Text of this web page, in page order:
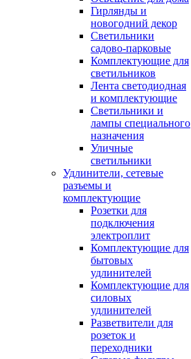
Гирлянды и
новогодний декор
Светильники
садово-парковые
Комплектующие для
светильников
Лента светодиодная
и комплектующие
Светильники и
лампы специального
назначения
Уличные
светильники
Удлинители, сетевые
разъемы и
комплектующие
Розетки для
подключения
электроплит
Комплектующие для
бытовых
удлинителей
Комплектующие для
силовых
удлинителей
Разветвители для
розеток и
переходники